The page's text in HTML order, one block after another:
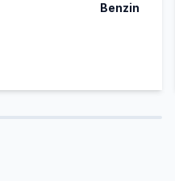
Benzin